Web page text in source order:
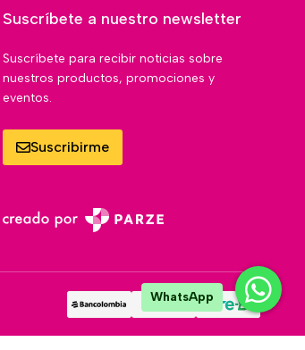
Suscríbete a nuestro newsletter
Suscríbete para recibir noticias sobre
nuestros productos, promociones y
eventos.
Suscribirme
WhatsApp